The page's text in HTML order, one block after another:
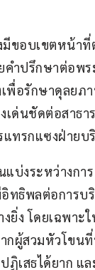
ขอบเขตหน้าที่
คำปรึกษาต่อพ
เพื่อรักษาดุลยภ
เด่นชัดต่อสาธ
แทรกแซงฝ่ายบ
บ่งระหว่างการ
อิทธิพลต่อการบ
งยิ่ง โดยเฉพาะ
ากผู้สวมหัวโขน
ฏิเสธได้ยาก แ